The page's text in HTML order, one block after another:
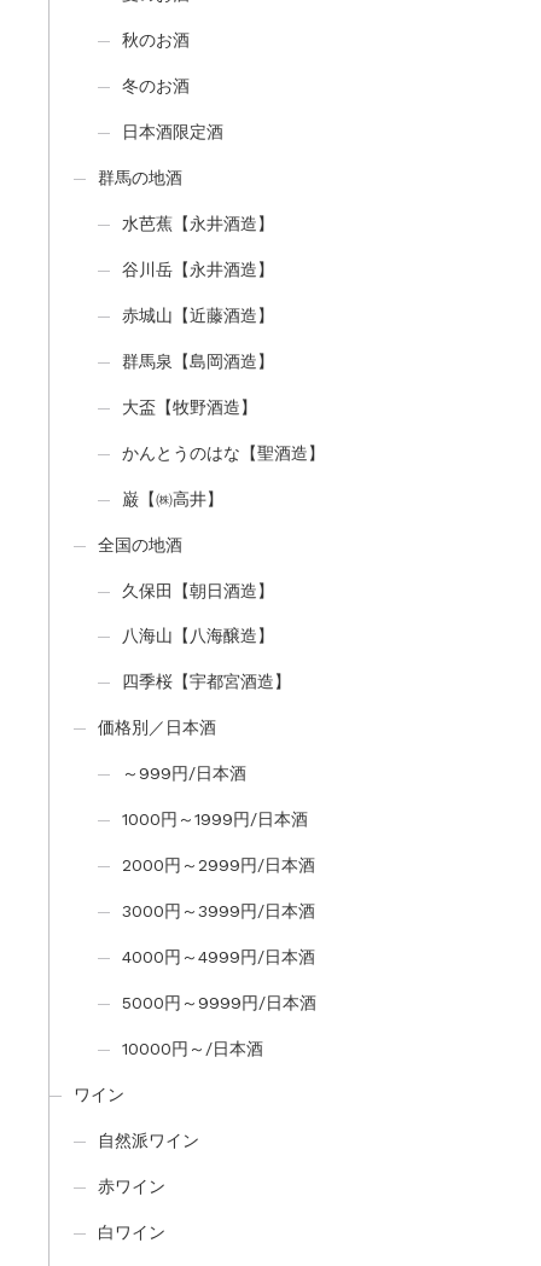
秋のお酒
冬のお酒
日本酒限定酒
群馬の地酒
水芭蕉【永井酒造】
谷川岳【永井酒造】
赤城山【近藤酒造】
群馬泉【島岡酒造】
大盃【牧野酒造】
かんとうのはな【聖酒造】
巌【㈱高井】
全国の地酒
久保田【朝日酒造】
八海山【八海醸造】
四季桜【宇都宮酒造】
価格別／日本酒
～999円/日本酒
1000円～1999円/日本酒
2000円～2999円/日本酒
3000円～3999円/日本酒
4000円～4999円/日本酒
5000円～9999円/日本酒
10000円～/日本酒
ワイン
自然派ワイン
赤ワイン
白ワイン